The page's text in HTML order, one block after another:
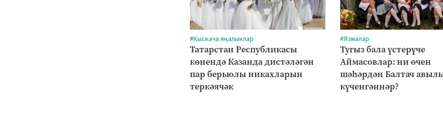
#Кыскача яңалыклар
Татарстан Республикасы
көнендә Казанда дистәләгән
пар берьюлы никахларын
теркәячәк
#Язмалар
Тугыз бала үстерүче
Аймасовлар: ни өчен
шәһәрдән Балтач
күченгәннәр?